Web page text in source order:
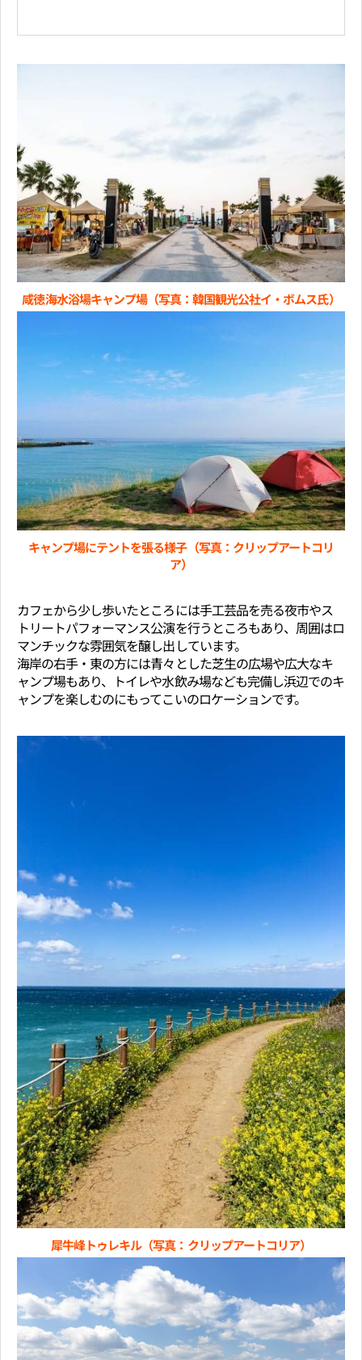
咸徳海水浴場キャンプ場（写真：韓国観光公社イ・ボムス氏）
キャンプ場にテントを張る様子（写真：クリップアートコリ
ア）
カフェから少し歩いたところには手工芸品を売る夜市やス
トリートパフォーマンス公演を行うところもあり、周囲はロ
マンチックな雰囲気を醸し出しています。
海岸の右手・東の方には青々とした芝生の広場や広大なキ
ャンプ場もあり、トイレや水飲み場なども完備し浜辺でのキ
ャンプを楽しむのにもってこいのロケーションです。
犀牛峰トゥレキル（写真：クリップアートコリア）